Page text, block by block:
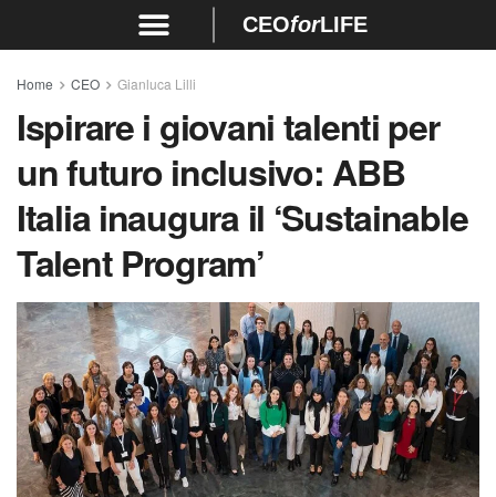
CEOforLIFE
Home CEO Gianluca Lilli
Ispirare i giovani talenti per
un futuro inclusivo: ABB
Italia inaugura il ‘Sustainable
Talent Program’